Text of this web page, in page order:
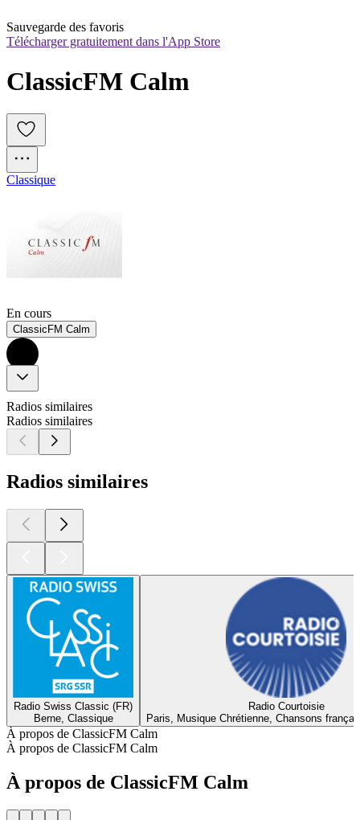
Sauvegarde des favoris
Télécharger gratuitement dans l'App Store
ClassicFM Calm
Classique
En cours
ClassicFM Calm
Radios similaires
Radios similaires
Radios similaires
Radio Swiss Classic (FR)
Berne, Classique
Radio Courtoisie
Paris, Musique Chrétienne, Chansons
À propos de ClassicFM Calm
À propos de ClassicFM Calm
À propos de ClassicFM Calm